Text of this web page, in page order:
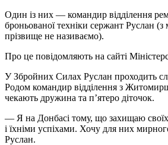
Один із них — командир відділення
броньованої техніки сержант Руслан
прізвище не називаємо).
Про це повідомляють на сайті
У Збройних Силах Руслан проходить
Родом командир відділення з
чекають дружина та п’ятеро діточок.
— Я на Донбасі тому, що захищаю
і їхніми успіхами. Хочу для них
Руслан.